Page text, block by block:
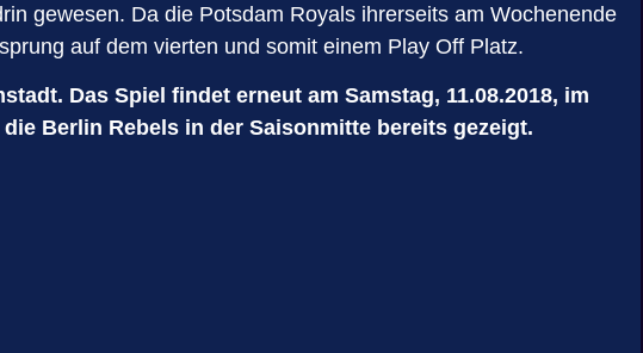
gewesen. Da die Potsdam Royals ihrerseits am Wochenende
auf dem vierten und somit einem Play Off Platz.
Das Spiel findet erneut am Samstag, 11.08.2018, im
Berlin Rebels in der Saisonmitte bereits gezeigt.